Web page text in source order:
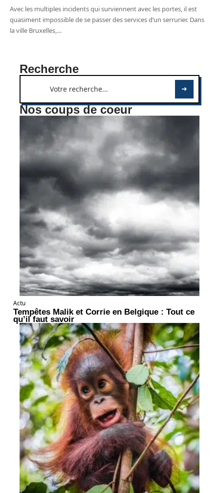
Avec les multiples incidents qui surviennent avec les portes, il est
quasiment impossible de se passer des services d’un serrurier. Dans
la ville Bruxelles,…
Recherche
Nos coups de coeur
Actu
Tempêtes Malik et Corrie en Belgique : Tout ce
qu’il faut savoir